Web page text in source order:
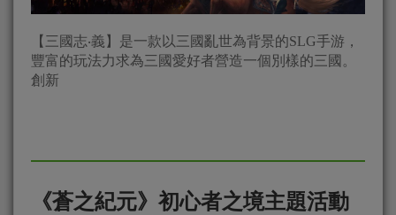
【三國志‧義】是一款以三國亂世為背景的SLG手游，
豐富的玩法力求為三國愛好者營造一個別樣的三國。
創新
《蒼之紀元》初心者之境主題活動